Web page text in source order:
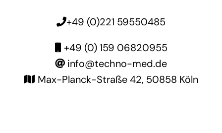
+49 (0)221 59550485
+49 (0) 159 06820955
info@techno-med.de
Max-Planck-Straße 42, 50858 Köln